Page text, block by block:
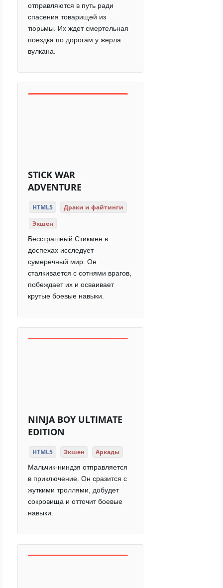
отправляются в путь ради
спасения товарищей из
тюрьмы. Их ждет смертельная
поездка по дорогам у жерла
вулкана.
STICK WAR
ADVENTURE
HTML5
Драки и файтинги
Экшен
Бесстрашный Стикмен в
доспехах исследует
сумеречный мир. Он
сталкивается с сотнями врагов,
побеждает их и осваивает
крутые боевые навыки.
NINJA BOY ULTIMATE
EDITION
HTML5 Экшен Аркады
Мальчик-ниндзя отправляется
в приключение. Он сразится с
жуткими троллями, добудет
сокровища и отточит боевые
навыки.